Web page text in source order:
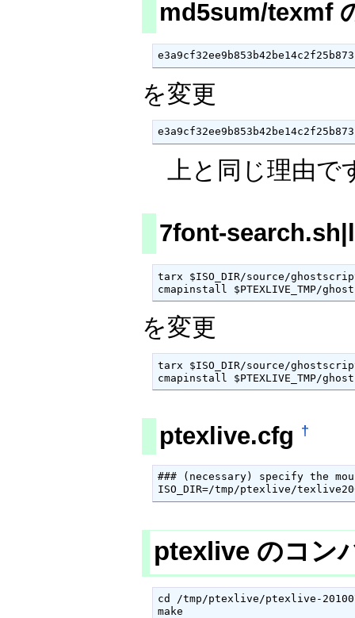
md5sum/texmf
を変更
上と同じ理由で
7font-
tarx $ISO_DIR/source/
cmapinstall $PTEXLIVE_TMP/
を変更
tarx $ISO_DIR/source/
cmapinstall $PTEXLIVE_TMP/
ptexlive.cfg †
### (necessary) specify the
ISO_DIR=/tmp/ptexlive/
ptexlive のコン
cd /tmp/ptexlive/ptexlive-
make